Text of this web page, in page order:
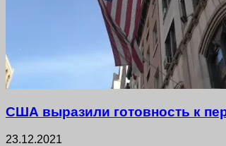
США выразили готовность к
23.12.2021